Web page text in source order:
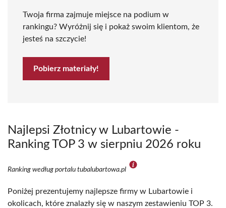
Twoja firma zajmuje miejsce na podium w
rankingu? Wyróżnij się i pokaż swoim klientom, że
jesteś na szczycie!
Pobierz materiały!
Najlepsi Złotnicy w Lubartowie -
Ranking TOP 3 w sierpniu 2026 roku
Ranking według portalu tubalubartowa.pl
Poniżej prezentujemy najlepsze firmy w Lubartowie i
okolicach, które znalazły się w naszym zestawieniu TOP 3.